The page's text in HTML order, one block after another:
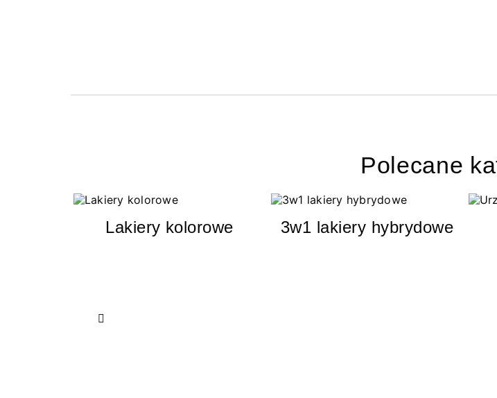
Polecane
Lakiery kolorowe 3w1 lakiery hybrydowe